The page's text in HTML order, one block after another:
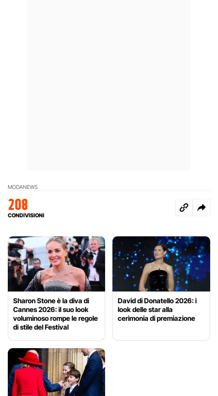
MODANEWS
208
CONDIVISIONI
Sharon Stone è la diva di
Cannes 2026: il suo look
voluminoso rompe le regole
di stile del Festival
David di Donatello 2026: i
look delle star alla
cerimonia di premiazione